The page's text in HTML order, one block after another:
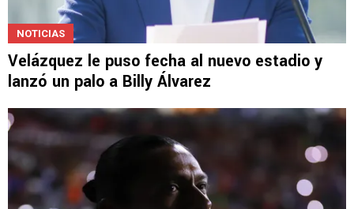
NOTICIAS
Velázquez le puso fecha al nuevo estadio y
lanzó un palo a Billy Álvarez